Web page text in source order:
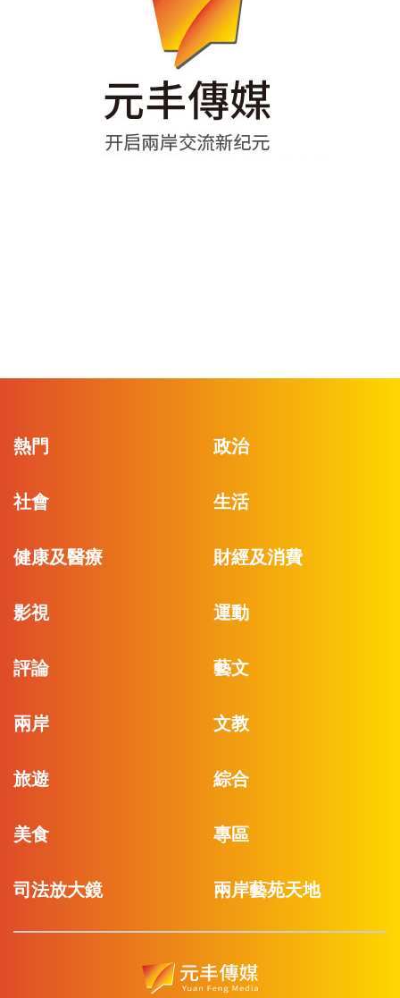
熱門 政治
社會 生活
健康及醫療 財經及消費
影視 運動
評論 藝文
兩岸 文教
旅遊 綜合
美食 專區
司法放大鏡 兩岸藝苑天地